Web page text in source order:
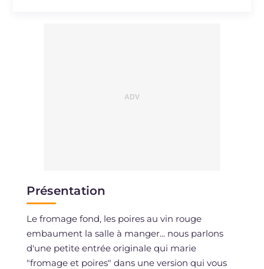
Présentation
Le fromage fond, les poires au vin rouge
embaument la salle à manger... nous parlons
d'une petite entrée originale qui marie
"fromage et poires" dans une version qui vous